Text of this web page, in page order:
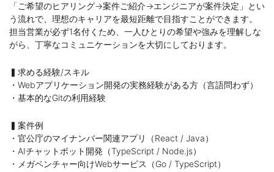
「ご希望のヒアリング→案件ご紹介→エンジニアが案件決定」とい
う流れで、理想のキャリアを最短距離で目指すことができます。
担当営業が必ず1名付くため、一人ひとりの希望や強みを理解しな
がら、丁寧なコミュニケーションを大切にしております。
▍求める経験/スキル
・Webアプリケーション開発の実務経験がある方（言語問わず）
・基本的なGitの利用経験
▍案件例
・官公庁のマイナンバー関連アプリ（React / Java）
・AIチャットボット開発（TypeScript / Node.js）
・メガベンチャー向けWebサービス（Go / TypeScript）